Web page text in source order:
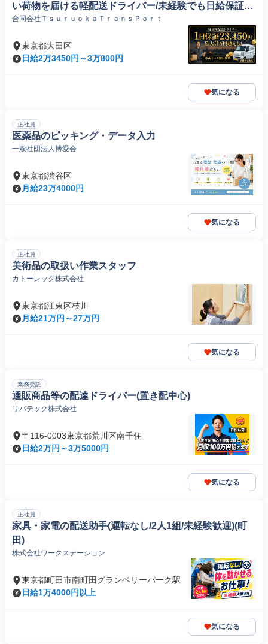
い荷物を届ける軽配送ドライバー/未経験でも日給保証2
3,450円で初月から53万円超
合同会社ＴｓｕｒｕｏｋａＴｒａｎｓＰｏｒｔ
東京都大田区
日給2万3450円～3万800円
気になる
正社員
医薬品のピッキング・データ入力
一般社団法人博愛会
東京都渋谷区
月給23万4000円
気になる
正社員
美術品の取扱い作業スタッフ
カトーレック株式会社
東京都江東区枝川
月給21万円～27万円
気になる
業務委託
通販商品等の配達ドライバー(置き配中心)
リバテック株式会社
〒116-0003東京都荒川区南千住
日給2万円～3万5000円
気になる
正社員
家具・家電の配送助手(運転なし/2人1組/未経験歓迎)(町
田)
株式会社ワークステーション
東京都町田市南町田グランベリーパーク駅
日給1万4000円以上
気になる